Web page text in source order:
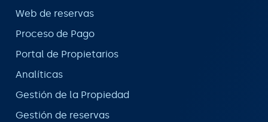
Web de reservas
Proceso de Pago
Portal de Propietarios
Analíticas
Gestión de la Propiedad
Gestión de reservas